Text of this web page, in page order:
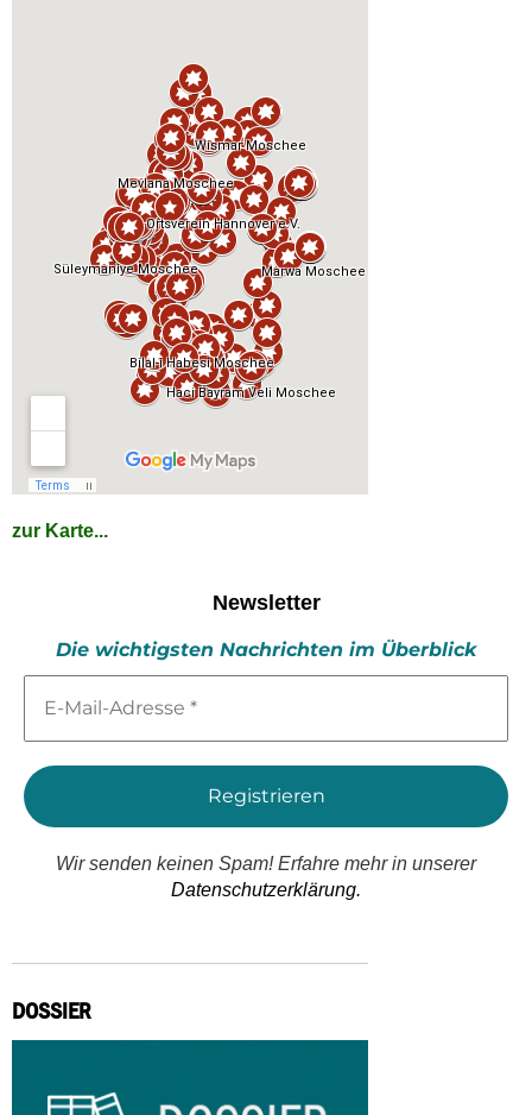
zur Karte...
Newsletter
Die wichtigsten Nachrichten im Überblick
Mail-
*
Wir senden keinen Spam! Erfahre mehr in unserer
Datenschutzerklärung.
DOSSIER